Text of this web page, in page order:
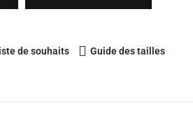
de souhaits Guide des tailles